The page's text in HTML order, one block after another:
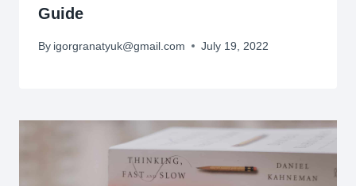
Guide
By igorgranatyuk@gmail.com July 19, 2022